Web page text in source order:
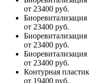
от 23400 руб.
от 23400 руб.
от 23400 руб.
от 23400 руб.
Контурная
от 19400 руб.